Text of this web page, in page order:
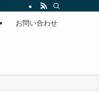
お問い合わせ